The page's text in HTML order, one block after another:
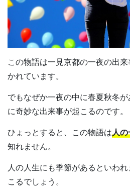
この物語は一見京都の一夜の出
かれています。
でもなぜか一夜の中に春夏秋冬
に奇妙な出来事が起こるのです。
ひょっとすると、この物語は人
知れません。
人の人生にも季節があるといわ
こるでしょう。